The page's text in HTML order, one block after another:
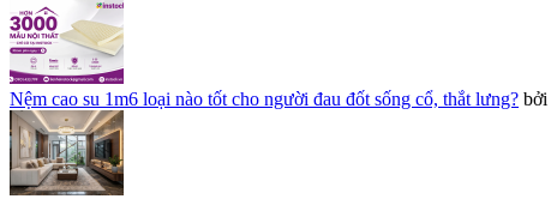
Nệm cao su 1m6 loại nào tốt cho người đau đốt sống cổ, thắt lưng? bởi